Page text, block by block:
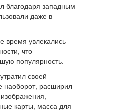
благодаря западным
даже в
время увлекались
что
популярность.
своей
наоборот, расширил
карты, масса для